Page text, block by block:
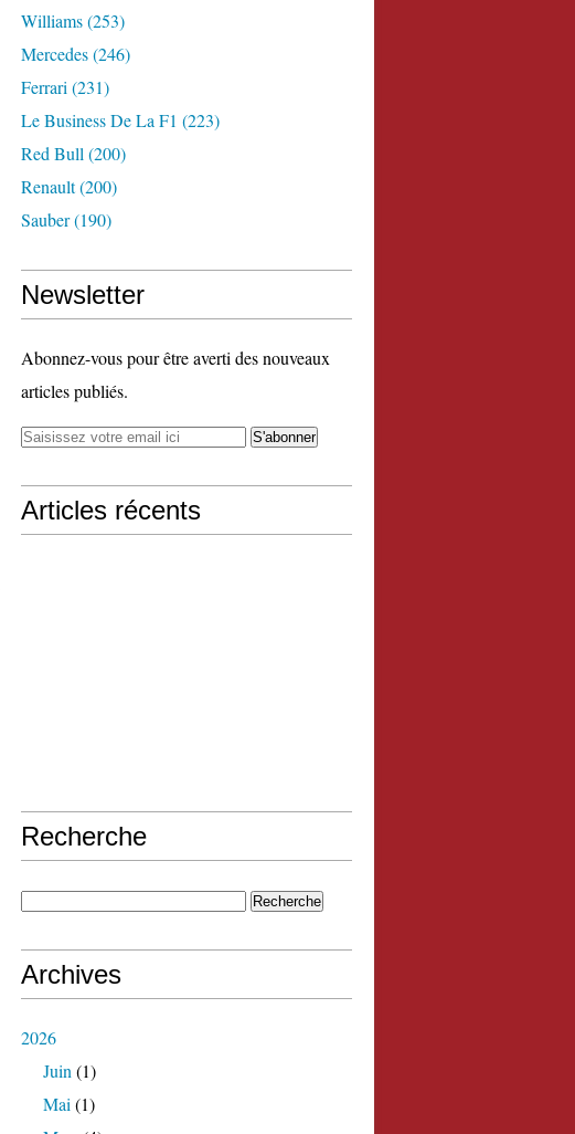
Williams(253)
Mercedes(246)
Ferrari (231)
Le Business De La F1 (223)
Red Bull (200)
Renault(200)
Sauber(190)
Newsletter
Abonnez-vous pour être averti des nouveaux
articles publiés.
Articles récents
Recherche
Archives
2026
Juin (1)
Mai (1)